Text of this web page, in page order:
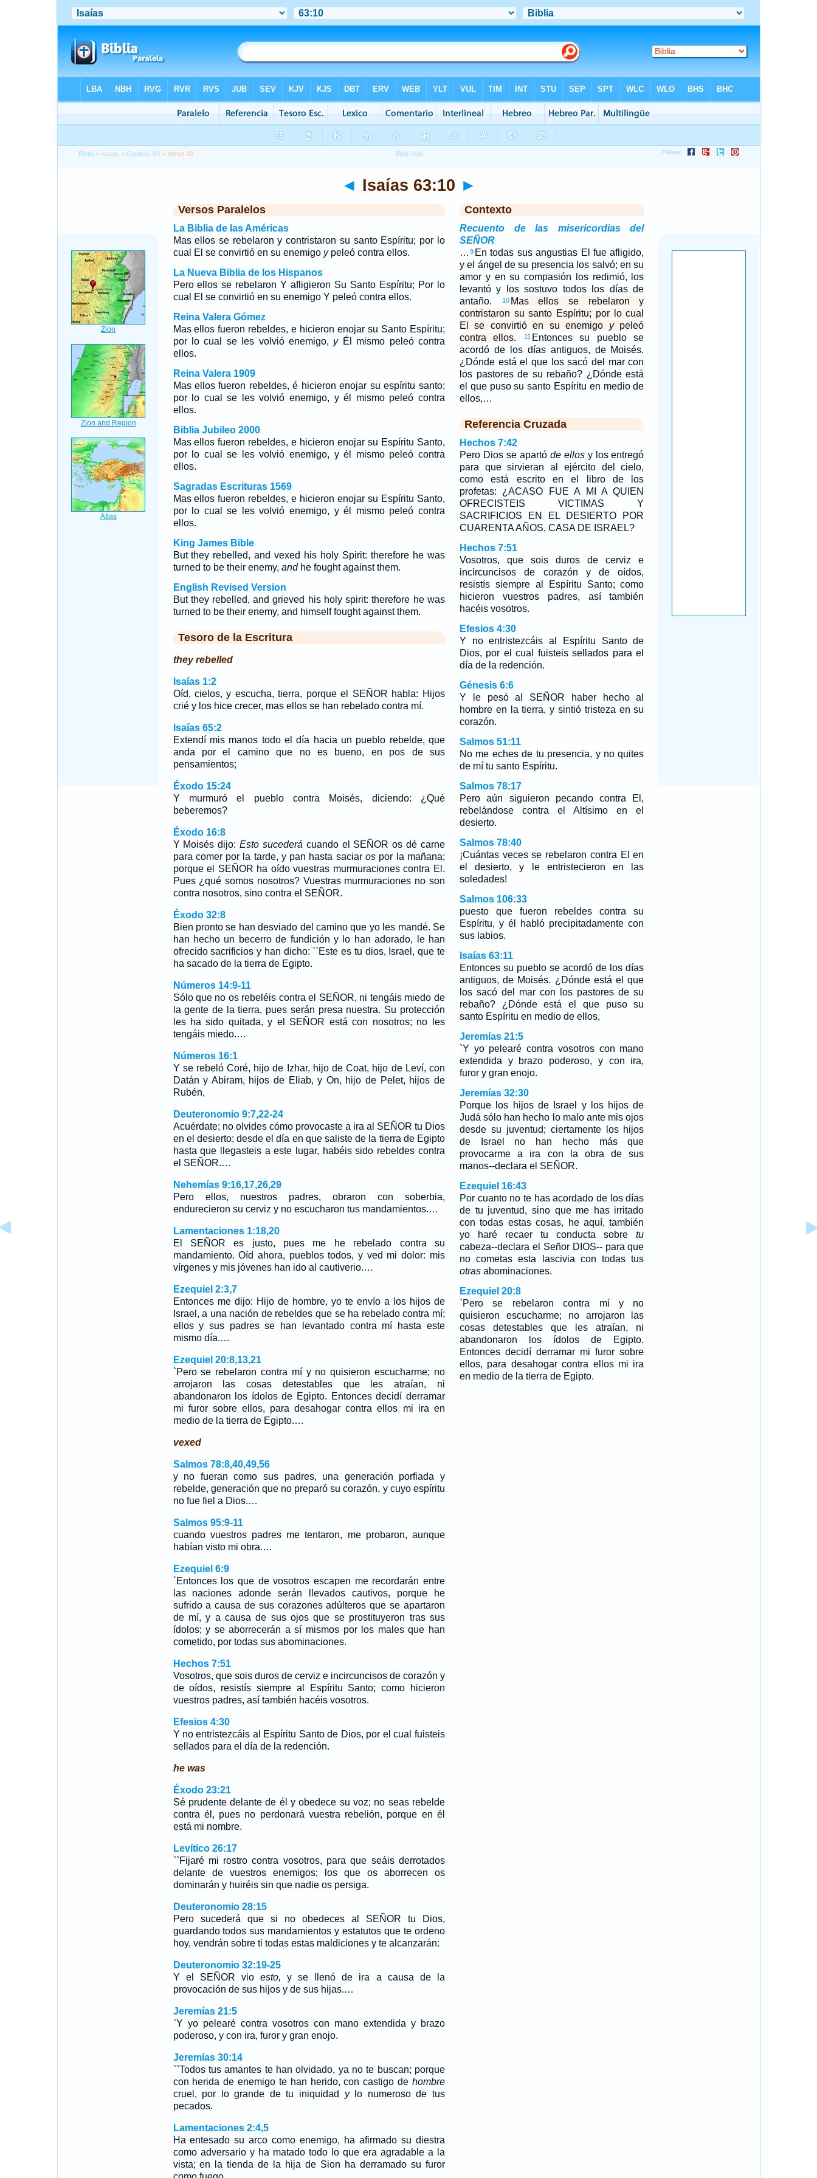
Biblia > Isaías >Capítulo 63 > Verso 10
◄ Isaías 63:10 ►
Versos Paralelos
La Biblia de las Américas
Mas ellos se rebelaron y contristaron su santo Espíritu; por lo
cual El se convirtió en su enemigo ypeleó contra ellos.
La Nueva Biblia de los Hispanos
Pero ellos se rebelaron Y afligieron Su Santo Espíritu; Por lo
cual El se convirtió en su enemigo Y peleó contra ellos.
Reina Valera Gómez
Mas ellos fueron rebeldes, e hicieron enojar su Santo Espíritu;
por lo cual se les volvió enemigo, yÉl mismo peleó contra
ellos.
Reina Valera 1909
Mas ellos fueron rebeldes, é hicieron enojar su espíritu santo;
por lo cual se les volvió enemigo, y él mismo peleó contra
ellos.
Biblia Jubileo 2000
Mas ellos fueron rebeldes, e hicieron enojar su Espíritu Santo,
por lo cual se les volvió enemigo, y él mismo peleó contra
ellos.
Sagradas Escrituras 1569
Mas ellos fueron rebeldes, e hicieron enojar su Espíritu Santo,
por lo cual se les volvió enemigo, y él mismo peleó contra
ellos.
King James Bible
But they rebelled, and vexed his holy Spirit: therefore he was
turned to be their enemy, andhe fought against them.
English Revised Version
But they rebelled, and grieved his holy spirit: therefore he was
turned to be their enemy, and himself fought against them.
Tesoro de la Escritura
they rebelled
Isaías 1:2
Oíd, cielos, y escucha, tierra, porque el SEÑOR habla: Hijos
crié y los hice crecer, mas ellos se han rebelado contra mí.
Isaías 65:2
Extendí mis manos todo el día hacia un pueblo rebelde, que
anda por el camino que no es bueno, en pos de sus
pensamientos;
Éxodo 15:24
Y murmuró el pueblo contra Moisés, diciendo: ¿Qué
beberemos?
Éxodo 16:8
Y Moisés dijo:Esto sucederá cuando el SEÑOR os dé carne
para comer por la tarde, y pan hasta saciaros por la mañana;
porque el SEÑOR ha oído vuestras murmuraciones contra El.
Pues ¿qué somos nosotros? Vuestras murmuraciones no son
contra nosotros, sino contra el SEÑOR.
Éxodo 32:8
Bien pronto se han desviado del camino que yo les mandé. Se
han hecho un becerro de fundición y lo han adorado, le han
ofrecido sacrificios y han dicho: ``Este es tu dios, Israel, que te
ha sacado de la tierra de Egipto.
Números 14:9-11
Sólo que no os rebeléis contra el SEÑOR, ni tengáis miedo de
la gente de la tierra, pues serán presa nuestra. Su protección
les ha sido quitada, y el SEÑOR está con nosotros; no les
tengáis miedo.…
Números 16:1
Y se rebeló Coré, hijo de Izhar, hijo de Coat, hijo de Leví, con
Datán y Abiram, hijos de Eliab, y On, hijo de Pelet, hijos de
Rubén,
Deuteronomio 9:7,22-24
Acuérdate; no olvides cómo provocaste a ira al SEÑOR tu Dios
en el desierto; desde el día en que saliste de la tierra de Egipto
hasta que llegasteis a este lugar, habéis sido rebeldes contra
el SEÑOR.…
Nehemías 9:16,17,26,29
Pero ellos, nuestros padres, obraron con soberbia,
endurecieron su cerviz y no escucharon tus mandamientos.…
Lamentaciones 1:18,20
El SEÑOR es justo, pues me he rebelado contra su
mandamiento. Oíd ahora, pueblos todos, y ved mi dolor: mis
vírgenes y mis jóvenes han ido al cautiverio.…
Ezequiel 2:3,7
Entonces me dijo: Hijo de hombre, yo te envío a los hijos de
Israel, a una nación de rebeldes que se ha rebelado contra mí;
ellos y sus padres se han levantado contra mí hasta este
mismo día.…
Ezequiel 20:8,13,21
`Pero se rebelaron contra mí y no quisieron escucharme; no
arrojaron las cosas detestables que les atraían, ni
abandonaron los ídolos de Egipto. Entonces decidí derramar
mi furor sobre ellos, para desahogar contra ellos mi ira en
medio de la tierra de Egipto.…
vexed
Salmos 78:8,40,49,56
y no fueran como sus padres, una generación porfiada y
rebelde, generación que no preparó su corazón, y cuyo espíritu
no fue fiel a Dios.…
Salmos 95:9-11
cuando vuestros padres me tentaron, me probaron, aunque
habían visto mi obra.…
Ezequiel 6:9
`Entonces los que de vosotros escapen me recordarán entre
las naciones adonde serán llevados cautivos, porque he
sufrido a causa de sus corazones adúlteros que se apartaron
de mí, y a causa de sus ojos que se prostituyeron tras sus
ídolos; y se aborrecerán a sí mismos por los males que han
cometido, por todas sus abominaciones.
Hechos 7:51
Vosotros, que sois duros de cerviz e incircuncisos de corazón y
de oídos, resistís siempre al Espíritu Santo; como hicieron
vuestros padres, así también hacéis vosotros.
Efesios 4:30
Y no entristezcáis al Espíritu Santo de Dios, por el cual fuisteis
sellados para el día de la redención.
he was
Éxodo 23:21
Sé prudente delante de él y obedece su voz; no seas rebelde
contra él, pues no perdonará vuestra rebelión, porque en él
está mi nombre.
Levítico 26:17
``Fijaré mi rostro contra vosotros, para que seáis derrotados
delante de vuestros enemigos; los que os aborrecen os
dominarán y huiréis sin que nadie os persiga.
Deuteronomio 28:15
Pero sucederá que si no obedeces al SEÑOR tu Dios,
guardando todos sus mandamientos y estatutos que te ordeno
hoy, vendrán sobre ti todas estas maldiciones y te alcanzarán:
Deuteronomio 32:19-25
Y el SEÑOR vio esto, y se llenó de ira a causa de la
provocación de sus hijos y de sus hijas.…
Jeremías 21:5
`Y yo pelearé contra vosotros con mano extendida y brazo
poderoso, y con ira, furor y gran enojo.
Jeremías 30:14
``Todos tus amantes te han olvidado, ya no te buscan; porque
con herida de enemigo te han herido, con castigo de hombre
cruel, por lo grande de tu iniquidad ylo numeroso de tus
pecados.
Lamentaciones 2:4,5
Ha entesado su arco como enemigo, ha afirmado su diestra
como adversario y ha matado todo lo que era agradable a la
vista; en la tienda de la hija de Sion ha derramado su furor
Contexto
Recuento de las misericordias del
SEÑOR
… 9 En todas sus angustias El fue afligido,
y el ángel de su presencia los salvó; en su
amor y en su compasión los redimió, los
levantó y los sostuvo todos los días de
antaño.
10 Mas ellos se rebelaron y
contristaron su santo Espíritu; por lo cual
El se convirtió en su enemigo ypeleó
contra ellos.
11 Entonces su pueblo se
acordó de los días antiguos, de Moisés.
¿Dónde está el que los sacó del mar con
los pastores de su rebaño? ¿Dónde está
el que puso su santo Espíritu en medio de
ellos,…
Referencia Cruzada
Hechos 7:42
Pero Dios se apartó de ellosy los entregó
para que sirvieran al ejército del cielo,
como está escrito en el libro de los
profetas: ¿ACASO FUE A MI A QUIEN
OFRECISTEIS VICTIMAS Y
SACRIFICIOS EN EL DESIERTO POR
CUARENTA AÑOS, CASA DE ISRAEL?
Hechos 7:51
Vosotros, que sois duros de cerviz e
incircuncisos de corazón y de oídos,
resistís siempre al Espíritu Santo; como
hicieron vuestros padres, así también
hacéis vosotros.
Efesios 4:30
Y no entristezcáis al Espíritu Santo de
Dios, por el cual fuisteis sellados para el
día de la redención.
Génesis 6:6
Y le pesó al SEÑOR haber hecho al
hombre en la tierra, y sintió tristeza en su
corazón.
Salmos 51:11
No me eches de tu presencia, y no quites
de mí tu santo Espíritu.
Salmos 78:17
Pero aún siguieron pecando contra El,
rebelándose contra el Altísimo en el
desierto.
Salmos 78:40
¡Cuántas veces se rebelaron contra El en
el desierto, y le entristecieron en las
soledades!
Salmos 106:33
puesto que fueron rebeldes contra su
Espíritu, y él habló precipitadamente con
sus labios.
Isaías 63:11
Entonces su pueblo se acordó de los días
antiguos, de Moisés. ¿Dónde está el que
los sacó del mar con los pastores de su
rebaño? ¿Dónde está el que puso su
santo Espíritu en medio de ellos,
Jeremías 21:5
`Y yo pelearé contra vosotros con mano
extendida y brazo poderoso, y con ira,
furor y gran enojo.
Jeremías 32:30
Porque los hijos de Israel y los hijos de
Judá sólo han hecho lo malo ante mis ojos
desde su juventud; ciertamente los hijos
de Israel no han hecho más que
provocarme a ira con la obra de sus
manos--declara el SEÑOR.
Ezequiel 16:43
Por cuanto no te has acordado de los días
de tu juventud, sino que me has irritado
con todas estas cosas, he aquí, también
yo haré recaer tu conducta sobretu
cabeza--declara el Señor DIOS-- para que
no cometas esta lascivia con todas tus
otrasabominaciones.
Ezequiel 20:8
`Pero se rebelaron contra mí y no
quisieron escucharme; no arrojaron las
cosas detestables que les atraían, ni
abandonaron los ídolos de Egipto.
Entonces decidí derramar mi furor sobre
ellos, para desahogar contra ellos mi ira
en medio de la tierra de Egipto.